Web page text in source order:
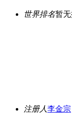
世界排名暂
注册人李金宗